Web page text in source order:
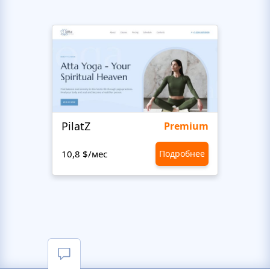
PilatZ Premium
10,8 $/мес Подробнее